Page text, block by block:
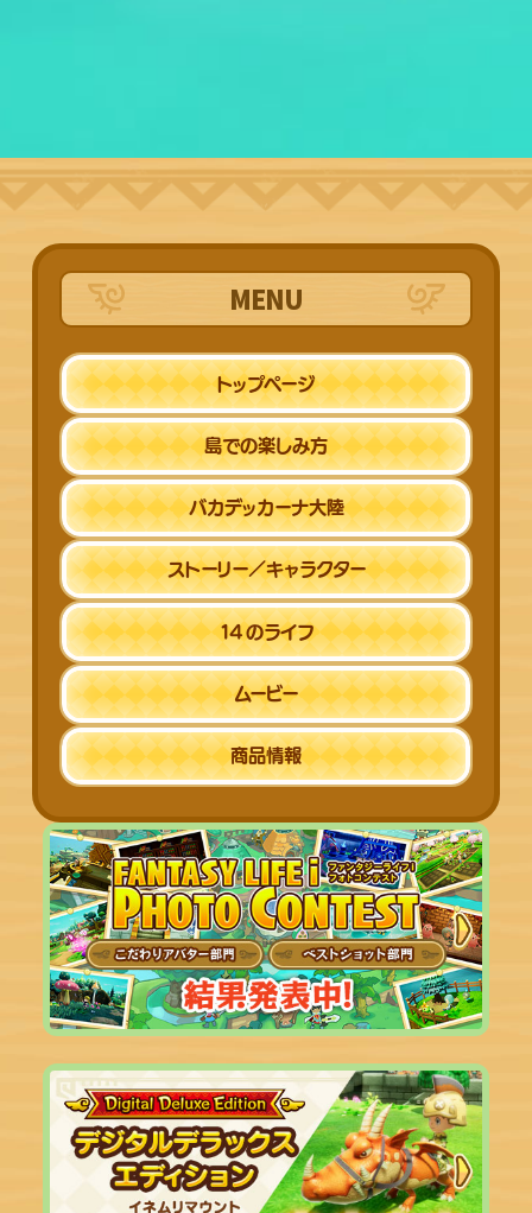
MENU
トップページ
島での楽しみ方
バカデッカーナ大陸
ストーリー／キャラクター
14 のライフ
ムービー
商品情報